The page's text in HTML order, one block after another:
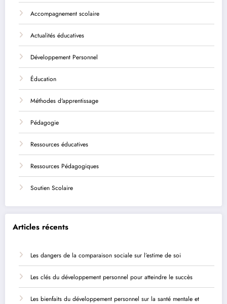
Accompagnement scolaire
Actualités éducatives
Développement Personnel
Éducation
Méthodes d'apprentissage
Pédagogie
Ressources éducatives
Ressources Pédagogiques
Soutien Scolaire
Articles récents
Les dangers de la comparaison sociale sur l’estime de soi
Les clés du développement personnel pour atteindre le succès
Les bienfaits du développement personnel sur la santé mentale et